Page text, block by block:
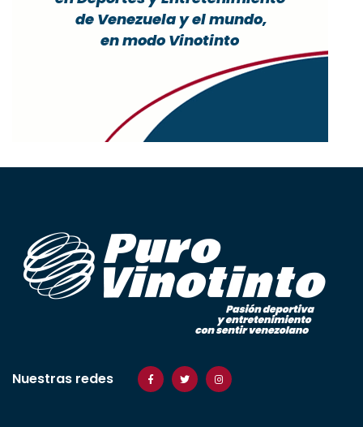
Nuestras redes